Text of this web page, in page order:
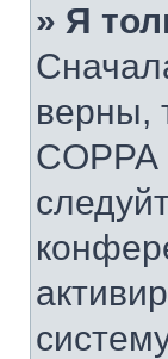
» Я
верны,